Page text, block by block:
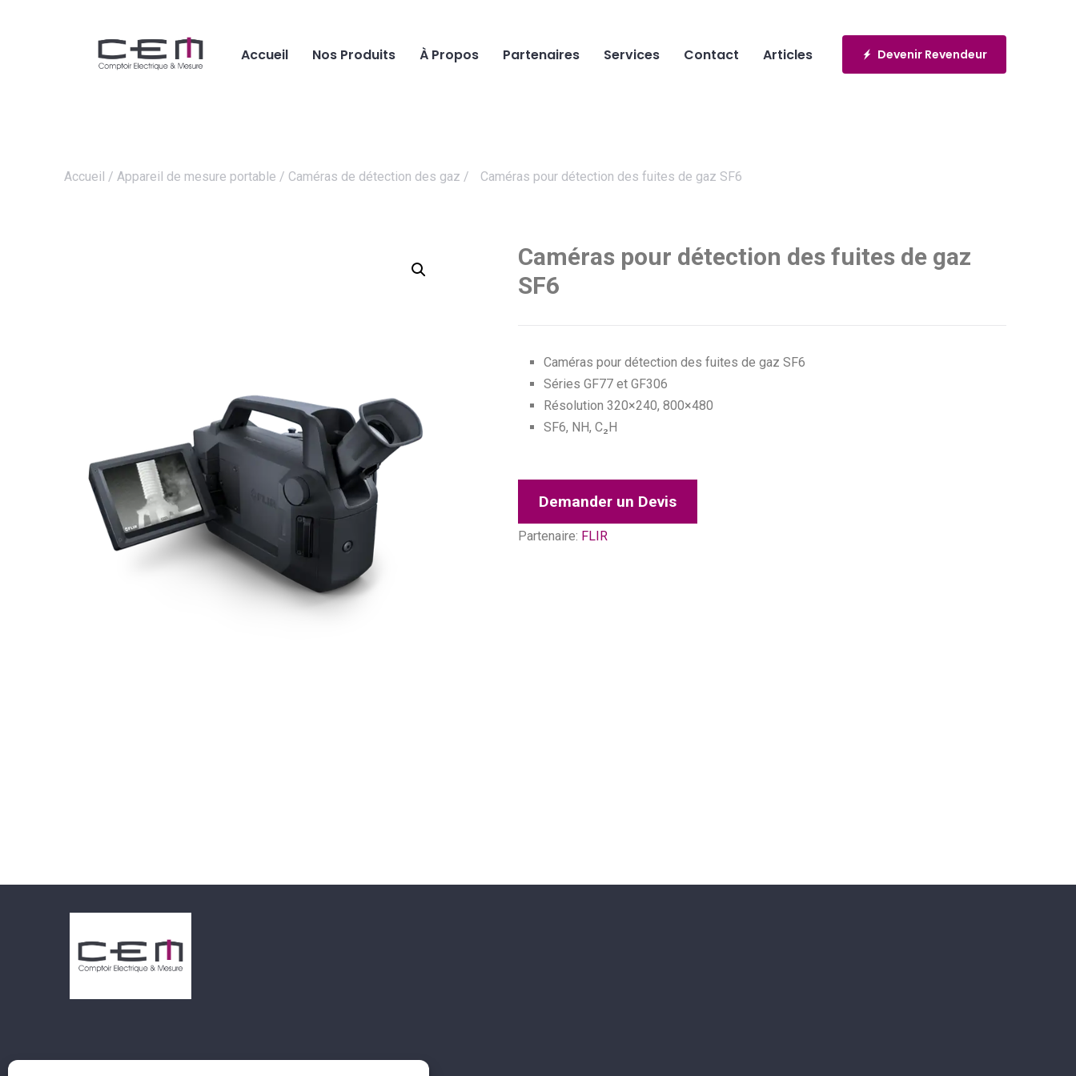
Accueil Nos Produits À Propos Partenaires Services Contact Articles Devenir Revendeur
Accueil / Appareil de mesure portable / Caméras de détection des gaz / Caméras pour détection des fuites de gaz SF6
Caméras pour détection des fuites de gaz
SF6
Caméras pour détection des fuites de gaz SF6
Séries GF77 et GF306
Résolution 320×240, 800×480
SF6, NH, C₂H
Demander un Devis
Partenaire: FLIR